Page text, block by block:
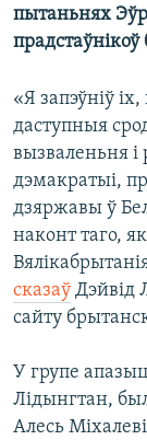
пытаньнях
«Я запэўніў
даступныя
вызваленьня і
дэмакратыі,
дзяржавы ў
наконт таго,
сказаў Дэйвід
сайту
У групе
Лідынгтан,
Алесь